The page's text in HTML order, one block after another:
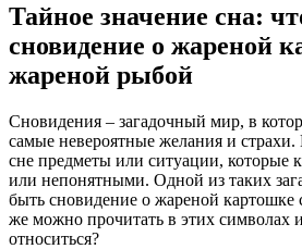
Тайное значение сна:
сновидение о жареной
жареной рыбой
Сновидения – загадочный мир, в
самые невероятные желания и
сне предметы или ситуации, которые
или непонятными. Одной из таких
быть сновидение о жареной
же можно прочитать в этих символах
относиться?